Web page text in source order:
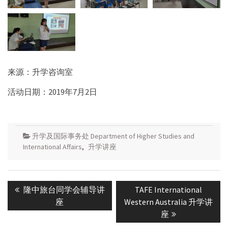
来源：升学咨询室
活动日期：2019年7月2日
升学及国际事务处 Department of Higher Studies and
International Affairs, 升学讲座
Post
navigation
Previous
隆中旅台同学会辅导讲
座
Next
post:
TAFE International
Western Australia 升学讲
座